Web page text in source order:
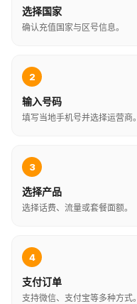
选择国家
确认充值国家与区号信息。
2
输入号码
填写当地手机号并选择运营商。
3
选择产品
选择话费、流量或套餐面额。
4
支付订单
支持微信、支付宝等多种方式。